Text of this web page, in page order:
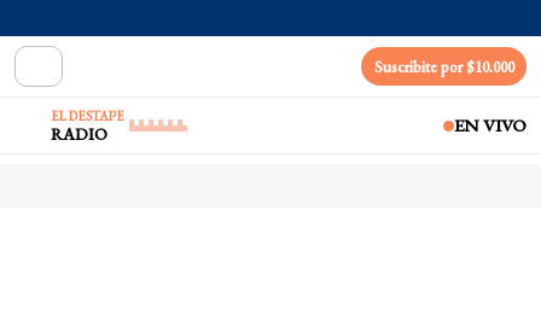
Suscribite por $10.000
EL DESTAPE
RADIO EN VIVO